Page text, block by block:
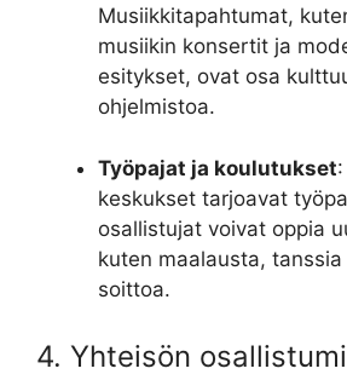
Musiikkitapahtumat,
musiikin konsertit ja
esitykset, ovat osa
ohjelmistoa.
Työpajat ja koulutukset
keskukset tarjoavat
osallistujat voivat oppia
kuten maalausta,
soittoa.
4. Yhteisön